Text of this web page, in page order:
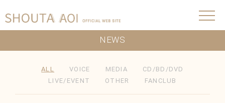
NEWS
ALL VOICE MEDIA
CD/BD/DVD
LIVE/EVENT
OTHER FANCLUB